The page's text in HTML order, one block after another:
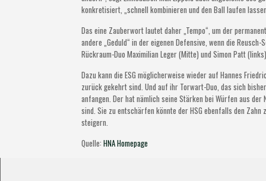
konkretisiert, „schnell kombinieren und den Ball laufen
Das eine Zauberwort lautet daher „Tempo“, um der
andere „Geduld“ in der eigenen Defensive, wenn die
Rückraum-Duo Maximilian Leger (Mitte) und Simon Patt
Dazu kann die ESG möglicherweise wieder auf Hannes
zurück gekehrt sind. Und auf ihr Torwart-Duo, das sich
anfangen. Der hat nämlich seine Stärken bei Würfen aus
sind. Sie zu entschärfen könnte der HSG ebenfalls den Zahn
steigern.
Quelle: HNA Homepage